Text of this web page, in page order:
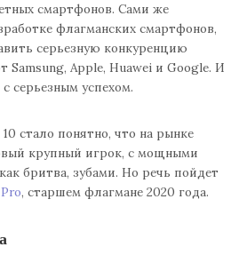
смартфонов. Сами же
флагманских смартфонов,
серьезную конкуренцию
Samsung, Apple, Huawei и Google. И
серьезным успехом.
стало понятно, что на рынке
крупный игрок, с мощными
бритва, зубами. Но речь пойдет
, старшем флагмане 2020 года.